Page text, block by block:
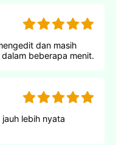
dan masih
beberapa menit.
lebih nyata